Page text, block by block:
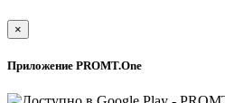
×
Приложение PROMT.One